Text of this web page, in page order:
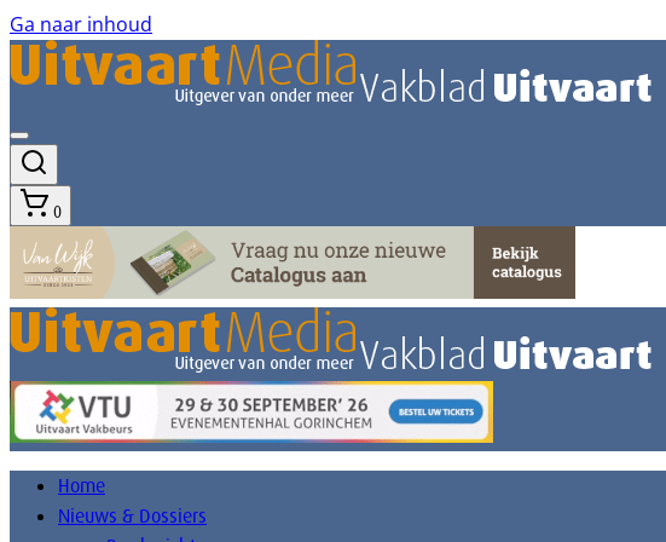
Ga naar inhoud
0
Home
Nieuws & Dossiers